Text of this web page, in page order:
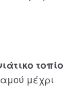
τοπίο
μέχρι